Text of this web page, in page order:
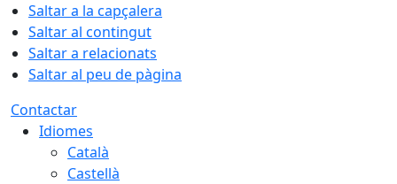
Saltar a la capçalera
Saltar al contingut
Saltar a relacionats
Saltar al peu de pàgina
Contactar
Idiomes
Català
Castellà